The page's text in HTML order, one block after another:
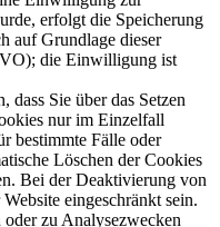
erfolgt die Speicherung
auf Grundlage dieser
die Einwilligung ist
dass Sie über das Setzen
nur im Einzelfall
bestimmte Fälle oder
Löschen der Cookies
Bei der Deaktivierung von
eingeschränkt sein.
zu Analysezwecken